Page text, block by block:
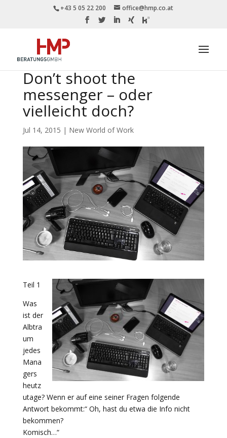
+43 5 05 22 200 office@hmp.co.at
Don’t shoot the
messenger – oder
vielleicht doch?
Jul 14, 2015 | New World of Work
Teil 1
Was
ist der
Albtra
um
jedes
Mana
gers
heutz
utage? Wenn er auf eine seiner Fragen folgende
Antwort bekommt:“ Oh, hast du etwa die Info nicht
bekommen?
Komisch…“